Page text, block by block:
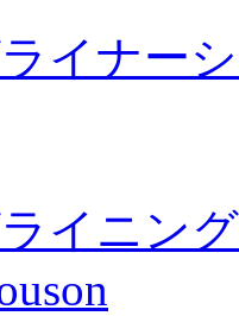
イナー
イニン